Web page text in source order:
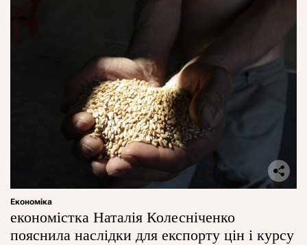
Економіка
економістка Наталія Колесніченко
пояснила наслідки для експорту цін і курсу